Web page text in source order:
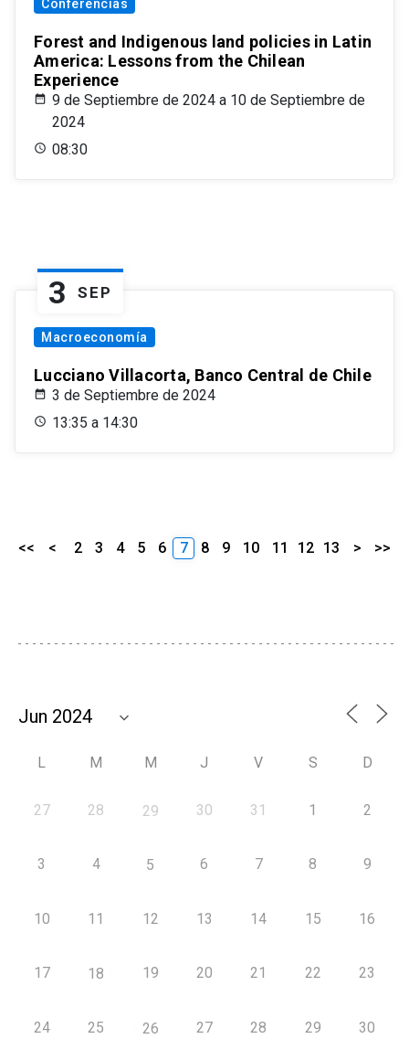
Conferencias
Forest and Indigenous land policies in Latin
America: Lessons from the Chilean
Experience
9 de Septiembre de 2024 a 10 de Septiembre de
2024
08:30
3 SEP
Macroeconomía
Lucciano Villacorta, Banco Central de Chile
3 de Septiembre de 2024
13:35 a 14:30
<< < 2 3 4 5 6 7 8 9 10 11 12 13 > >>
L M M J V S D
27 28 29 30 31 1 2
3 4 5 6 7 8 9
10 11 12 13 14 15 16
17 18 19 20 21 22 23
24 25 26 27 28 29 30